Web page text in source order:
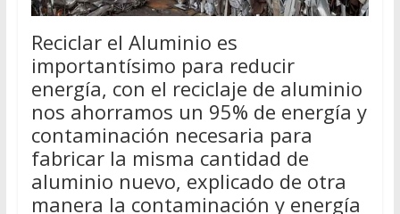
Reciclar el Aluminio es
importantísimo para reducir
energía, con el reciclaje de aluminio
nos ahorramos un 95% de energía y
contaminación necesaria para
fabricar la misma cantidad de
aluminio nuevo, explicado de otra
manera la contaminación y energía